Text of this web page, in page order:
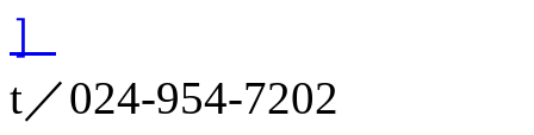
］
t／024-954-7202